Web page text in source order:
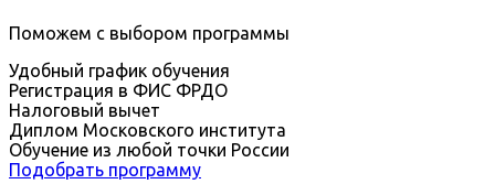
Поможем с выбором программы
Удобный график обучения
Регистрация в ФИС ФРДО
Налоговый вычет
Диплом Московского института
Обучение из любой точки России
Подобрать программу